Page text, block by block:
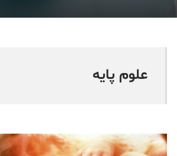
علوم پايه